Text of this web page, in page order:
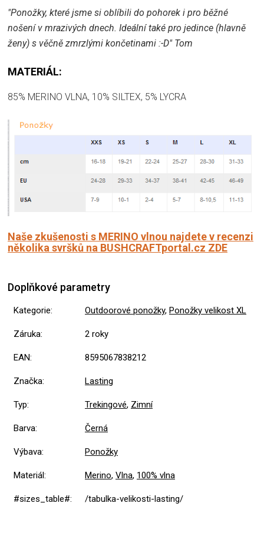
"Ponožky, které jsme si oblíbili do pohorek i pro běžné
nošení v mrazivých dnech. Ideální také pro jedince (hlavně
ženy) s věčně zmrzlými končetinami :-D" Tom
MATERIÁL:
85% MERINO VLNA, 10% SILTEX, 5% LYCRA
Naše zkušenosti s MERINO vlnou najdete v recenzi
několika svršků na BUSHCRAFTportal.cz ZDE
Doplňkové parametry
Kategorie: Outdoorové ponožky, Ponožky velikost XL
Záruka: 2 roky
EAN: 8595067838212
Značka: Lasting
Typ: Trekingové, Zimní
Barva: Černá
Výbava: Ponožky
Materiál: Merino, Vlna, 100% vlna
#sizes_table#: /tabulka-velikosti-lasting/